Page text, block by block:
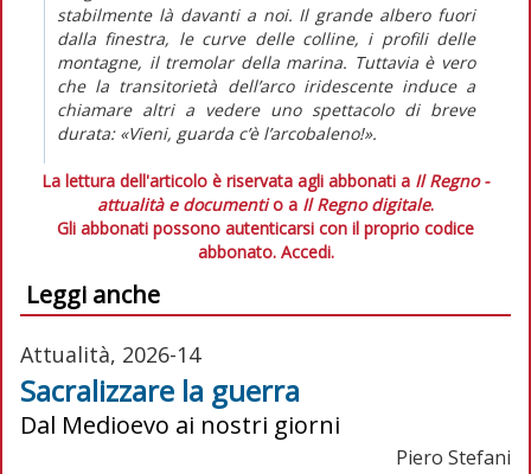
stabilmente là davanti a noi. Il grande albero fuori
dalla finestra, le curve delle colline, i profili delle
montagne, il tremolar della marina. Tuttavia è vero
che la transitorietà dell’arco iridescente induce a
chiamare altri a vedere uno spettacolo di breve
durata: «Vieni, guarda c’è l’arcobaleno!».
La lettura dell'articolo è riservata agli abbonati a Il Regno -
attualità e documentio a Il Regno digitale.
Gli abbonati possono autenticarsi con il proprio codice
abbonato. Accedi.
Leggi anche
Attualità, 2026-14
Sacralizzare la guerra
Dal Medioevo ai nostri giorni
Piero Stefani